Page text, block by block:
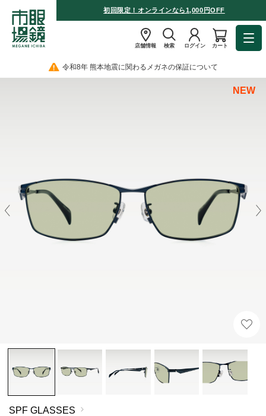
初回限定！オンラインなら1,000円OFF
店舗情報 検索 ログイン カート
令和8年 熊本地震に関わるメガネの保証について
NEW
SPF GLASSES